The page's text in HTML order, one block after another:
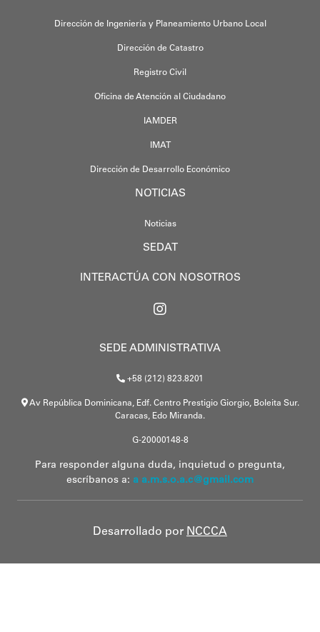
Dirección de Ingeniería y Planeamiento Urbano Local
Dirección de Catastro
Registro Civil
Oficina de Atención al Ciudadano
IAMDER
IMAT
Dirección de Desarrollo Económico
NOTICIAS
Noticias
SEDAT
INTERACTÚA CON NOSOTROS
SEDE ADMINISTRATIVA
+58 (212) 823.8201
Av República Dominicana, Edf. Centro Prestigio Giorgio, Boleita Sur.
Caracas, Edo Miranda.
G-20000148-8
Para responder alguna duda, inquietud o pregunta,
escríbanos a: a a.m.s.o.a.c@gmail.com
Desarrollado por NCCCA